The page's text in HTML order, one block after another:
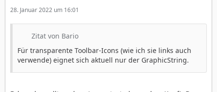
28. Januar 2022 um 16:01
Zitat von Bario
Für transparente Toolbar-Icons (wie ich sie links auch
verwende) eignet sich aktuell nur der GraphicString.